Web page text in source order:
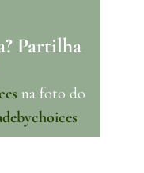
Partilha
na foto do